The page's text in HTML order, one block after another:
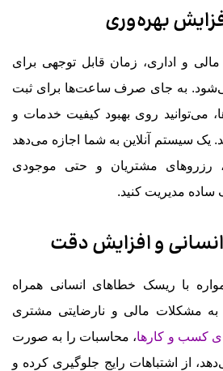
بهره‌وری
مالی و اداری، زمان قابل توجهی برای
می‌شود. به جای صرف ساعت‌ها برای ثبت
می‌توانید روی بهبود کیفیت خدمات و
یک سیستم آنلاین به شما اجازه می‌دهد
رزروهای مشتریان و حتی موجودی
ساده مدیریت کنید.
و افزایش دقت
با ریسک خطاهای انسانی همراه
به مشکلات مالی و نارضایتی مشتری
کسب و کارها، محاسبات را به صورت
از اشتباهات رایج جلوگیری کرده و